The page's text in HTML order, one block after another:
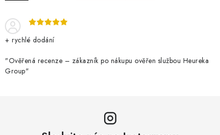
+ rychlé dodání
"Ověřená recenze – zákazník po nákupu ověřen službou Heureka
Group"